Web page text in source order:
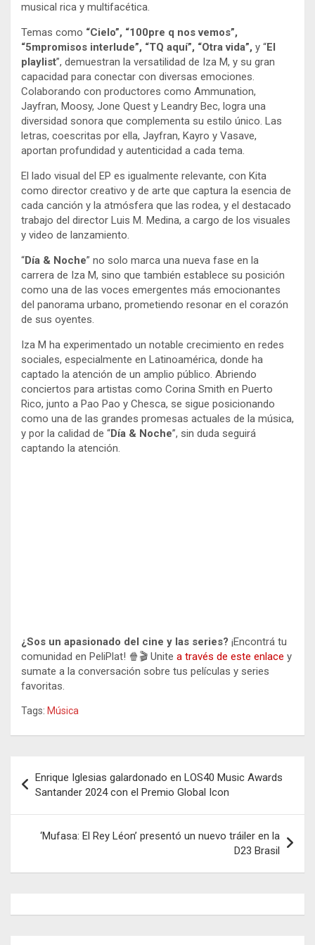
musical rica y multifacética.
Temas como “Cielo”, “100pre q nos vemos”,
“5mpromisos interlude”, “TQ aquí”, “Otra vida”, y “El
playlist”, demuestran la versatilidad de Iza M, y su gran
capacidad para conectar con diversas emociones.
Colaborando con productores como Ammunation,
Jayfran, Moosy, Jone Quest y Leandry Bec, logra una
diversidad sonora que complementa su estilo único. Las
letras, coescritas por ella, Jayfran, Kayro y Vasave,
aportan profundidad y autenticidad a cada tema.
El lado visual del EP es igualmente relevante, con Kita
como director creativo y de arte que captura la esencia de
cada canción y la atmósfera que las rodea, y el destacado
trabajo del director Luis M. Medina, a cargo de los visuales
y video de lanzamiento.
“Día & Noche” no solo marca una nueva fase en la
carrera de Iza M, sino que también establece su posición
como una de las voces emergentes más emocionantes
del panorama urbano, prometiendo resonar en el corazón
de sus oyentes.
Iza M ha experimentado un notable crecimiento en redes
sociales, especialmente en Latinoamérica, donde ha
captado la atención de un amplio público. Abriendo
conciertos para artistas como Corina Smith en Puerto
Rico, junto a Pao Pao y Chesca, se sigue posicionando
como una de las grandes promesas actuales de la música,
y por la calidad de “Día & Noche”, sin duda seguirá
captando la atención.
¿Sos un apasionado del cine y las series? ¡Encontrá tu
comunidad en PeliPlat! 🍿🎬 Unite a través de este enlace y
sumate a la conversación sobre tus películas y series
favoritas.
Tags: Música
de
entradas
Enrique Iglesias galardonado en LOS40 Music Awards
Santander 2024 con el Premio Global Icon
‘Mufasa: El Rey Léon’ presentó un nuevo tráiler en la
D23 Brasil